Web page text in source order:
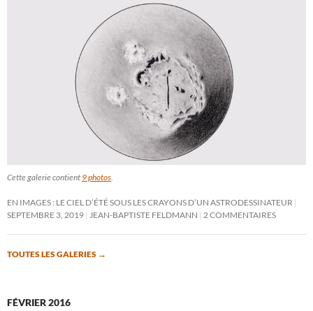
Cette galerie contient 9 photos.
EN IMAGES : LE CIEL D’ÉTÉ SOUS LES CRAYONS D’UN ASTRODESSINATEUR
SEPTEMBRE 3, 2019 JEAN-BAPTISTE FELDMANN 2 COMMENTAIRES
TOUTES LES GALERIES →
FÉVRIER 2016